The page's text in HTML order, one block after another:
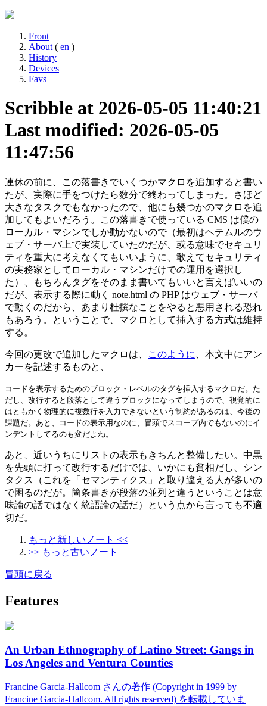
Front
About ( en )
History
Devices
Favs
Scribble at 2026-05-05 11:40:21
Last modified: 2026-05-05
11:47:56
連休の前に、この落書きでいくつかマクロを追加すると書い
たが、実際に手をつけたら数分で終わってしまった。さほど
大きなタスクでもなかったので、他にも幾つかのマクロを追
加してもよいだろう。この落書きで使っている CMS は僕の
ローカル・マシンでしか動かないので（最初はヘテムルのウ
ェブ・サーバ上で実装していたのだが、或る意味でセキュリ
ティを重大に考えなくてもいいように、敢えてセキュリティ
の実務家としてローカル・マシンだけでの運用を選択し
た）、もちろんタグをそのまま書いてもいいと言えばいいの
だが、表示する際に動く note.html の PHP はウェブ・サーバ
で動くのだから、あまり杜撰なことをやると悪用される恐れ
もあろう。ということで、マクロとして挿入する方式は維持
する。
今回の更改で追加したマクロは、 このように
、本文中にアン
カーを記述するものと、
コードを表示するためのブロック・レベルのタグを挿入するマクロだ。た
だし、改行すると段落として違うブロックになってしまうので、視覚的に
はともかく物理的に複数行を入力できないという制約があるのは、今後の
課題だ。あと、コードの表示用なのに、冒頭でスコープ内でもないのにイ
ンデントしてるのも変だよね。
あと、近いうちにリストの表示もきちんと整備したい。中黒
を先頭に打って改行するだけでは、いかにも貧相だし、シン
タクス（これを「セマンティクス」と取り違える人が多いの
で困るのだが。箇条書きが段落の並列と違うということは意
味論の話ではなく統語論の話だ）という点から言っても不適
切だ。
もっと新しいノート <<
>> もっと古いノート
冒頭に戻る
Features
An Urban Ethnography of Latino Street: Gangs in
Los Angeles and Ventura Counties
Francine Garcia-Hallcom さんの著作 (Copyright in 1999 by
Francine Garcia-Hallcom. All rights reserved) を転載していま